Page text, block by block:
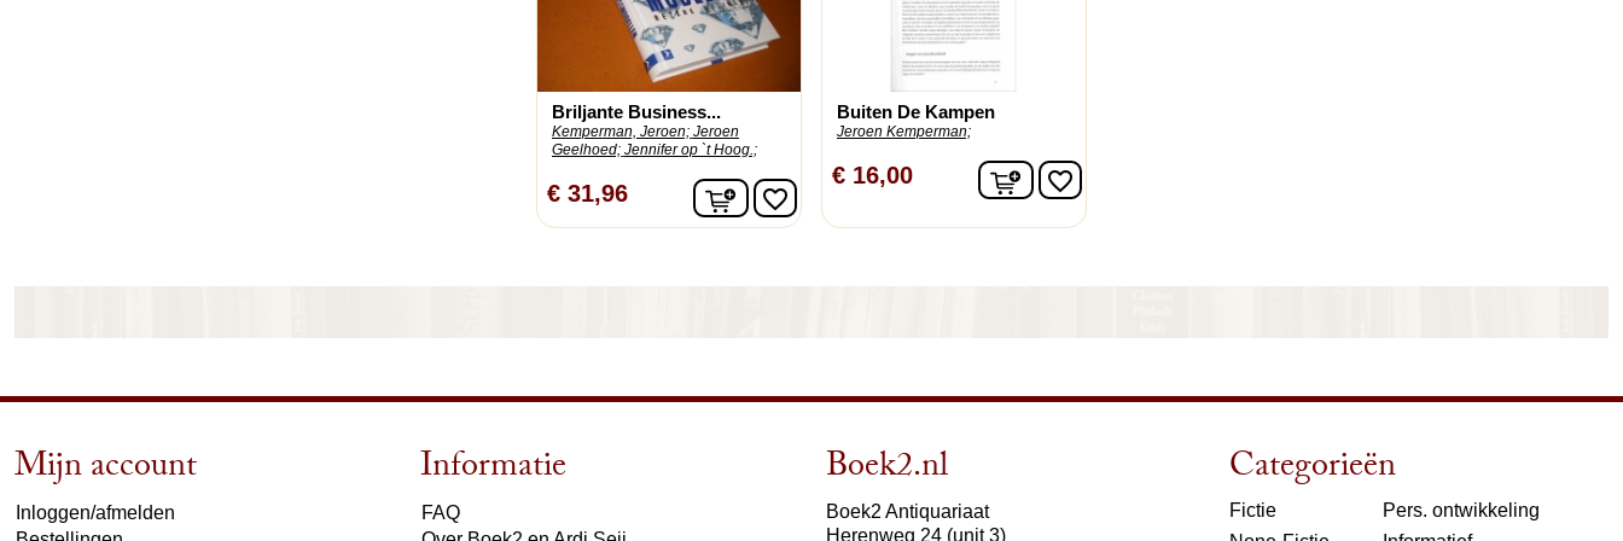
Briljante Business...
Kemperman, Jeroen; Jeroen
Geelhoed; Jennifer op `t Hoog.;
€ 31,96 In winkelwagen
favorite_border
Buiten De Kampen
Jeroen Kemperman;
€ 16,00 In winkelwagen
favorite_border
Mijn account
Inloggen/afmelden
Informatie
FAQ
Boek2.nl
Boek2 Antiquariaat
Herenweg 24 (unit 3)
Categorieën
Fictie
Pers. ontwikkeling